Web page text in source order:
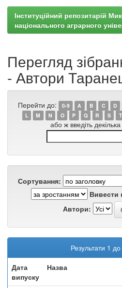
Інституційний репозитарій
національного аграрного
Перегляд
- Автори
Перейти до: 0-9 A B C D
L
M N O P Q R S T
або ж введіть
Сортування:
Вивести
Автори:
Результати 1 до
Дата
випуску
Назва